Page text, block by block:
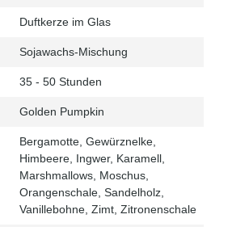
Duftkerze im Glas
Sojawachs-Mischung
35 - 50 Stunden
Golden Pumpkin
Bergamotte, Gewürznelke,
Himbeere, Ingwer, Karamell,
Marshmallows, Moschus,
Orangenschale, Sandelholz,
Vanillebohne, Zimt, Zitronenschale